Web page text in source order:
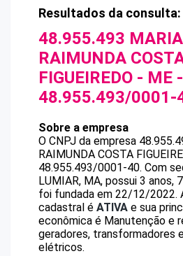
Resultados da consulta:
48.955.493 MARIA
RAIMUNDA
FIGUEIREDO - ME
48.955.493/0001-
Sobre a empresa
O CNPJ da empresa
RAIMUNDA COSTA
48.955.493/0001-40. Com
LUMIAR, MA, possui 3 anos,
foi fundada em 22/12/2022.
cadastral é ATIVA e sua
econômica é Manutenção e
geradores, transformadores
elétricos.